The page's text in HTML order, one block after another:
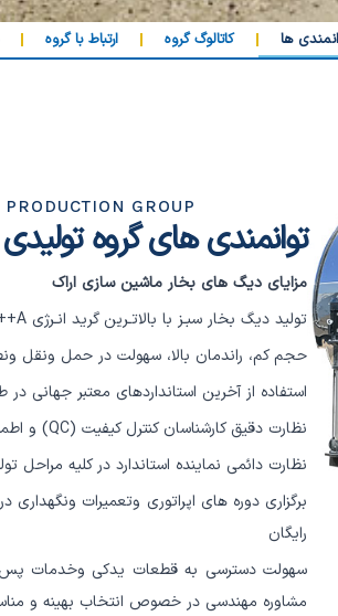
ها کاتالوگ گروه ارتباط با گروه
GROUP
توانمندی های گروه
مزایای دیگ های بخار ماشین سازی اراک
تولید دیگ بخار سبـز با بالاتـرین گرید انـرژی A+++
حجم کم، راندمان بالا، سهولت در حمل ونقل
استفاده از آخرین استانداردهای معتبر جهانی
نظارت دقیق کارشناسان کنترل کیفیت (QC) و
نظارت دائمی نماینده استاندارد در کلیه
برگزاری دوره های اپراتوری وتعمیرات
رایگان
سهولت دسترسی به قطعات یدکی وخدمات پس
مشاوره مهندسی در خصوص انتخاب بهینه و